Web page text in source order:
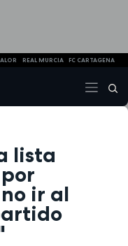
REAL MURCIA FC CARTAGENA
lista
ir al